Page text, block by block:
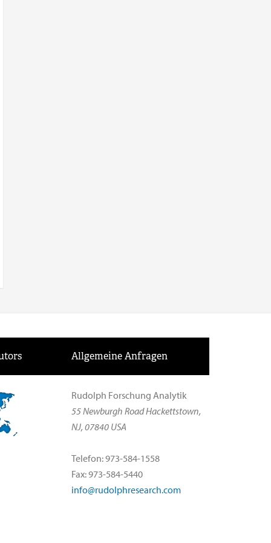
Allgemeine Anfragen
Rudolph Forschung Analytik
55 Newburgh Road Hackettstown,
NJ, 07840 USA
Telefon: 973-584-1558
Fax: 973-584-5440
info@rudolphresearch.com